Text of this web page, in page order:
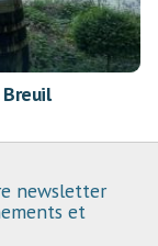
newsletter
et